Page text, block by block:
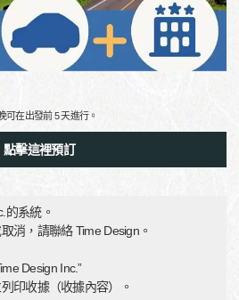
可在出發前 5 天進行。
點擊這裡預訂
的系統。
消，請聯絡 Time Design。
Design Inc.”
印收據（收據內容）。